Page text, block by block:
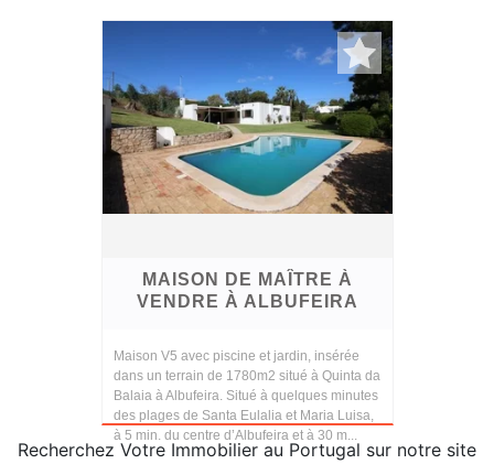
MAISON DE MAÎTRE À
VENDRE À ALBUFEIRA
Maison V5 avec piscine et jardin, insérée
dans un terrain de 1780m2 situé à Quinta da
Balaia à Albufeira. Situé à quelques minutes
des plages de Santa Eulalia et Maria Luisa,
à 5 min. du centre d’Albufeira et à 30 m...
Recherchez Votre Immobilier au Portugal sur notre site